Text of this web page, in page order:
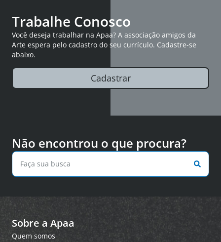
Trabalhe Conosco
Você deseja trabalhar na Apaa? A associação amigos da
Arte espera pelo cadastro do seu currículo. Cadastre-se
abaixo.
Cadastrar
Não encontrou o que procura?
Sobre a Apaa
Quem somos